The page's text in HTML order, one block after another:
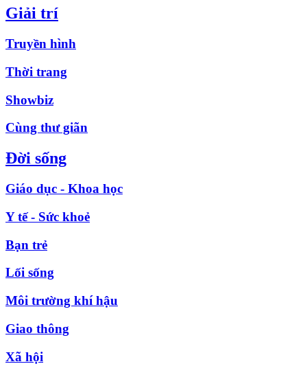
Giải trí
Truyền hình
Thời trang
Showbiz
Cùng thư giãn
Đời sống
Giáo dục - Khoa học
Y tế - Sức khoẻ
Bạn trẻ
Lối sống
Môi trường khí hậu
Giao thông
Xã hội